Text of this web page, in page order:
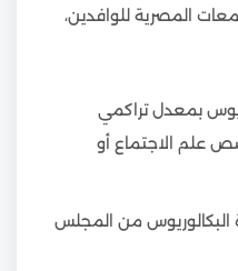
المصرية للوافدين،
بمعدل تراكمي
علم الاجتماع أو
البكالوريوس من المجلس